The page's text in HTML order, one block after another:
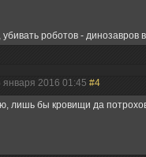
роботов - динозавров
января 2016 01:45 #4
лишь бы кровищи да